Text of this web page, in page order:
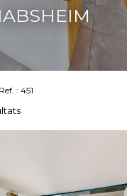
SYNDIC
ActuCopro
CONTACT
ESPACE CLIENTS
Ref. : 451